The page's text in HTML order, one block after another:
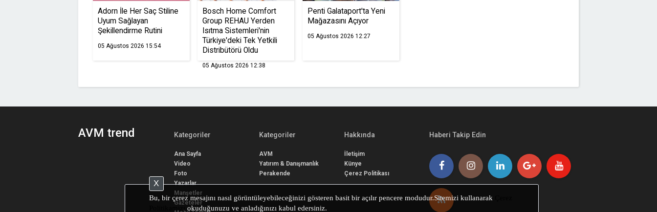
Adorn İle Her Saç Stiline
Uyum Sağlayan
Şekillendirme Rutini
05 Ağustos 2026 15:54
Bosch Home Comfort
Group REHAU Yerden
Isıtma Sistemleri'nin
Türkiye'deki Tek Yetkili
Distribütörü Oldu
05 Ağustos 2026 12:38
Penti Galataport'ta Yeni
Mağazasını Açıyor
05 Ağustos 2026 12:27
AVM trend Kategoriler
Ana Sayfa
Video
Foto
Yazarlar
Manşetler
Gazeteler
Kategoriler
AVM
Yatırım & Danışmanlık
Perakende
Hakkında
İletişim
Künye
Çerez Politikası
Haberi Takip Edin
Bu, bir çerez mesajını nasıl görüntüleyebileceğinizi gösteren basit bir açılır pencere modudur.Sitemizi kullanarak
Politikamızı okuduğunuzu ve anladığınızı kabul edersiniz.
X